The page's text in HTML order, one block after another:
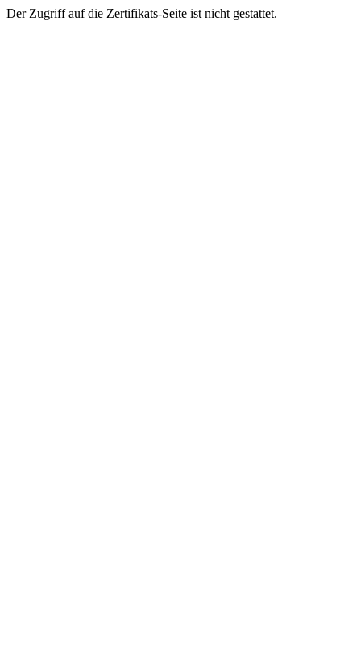
Der Zugriff auf die Zertifikats-Seite ist nicht gestattet.